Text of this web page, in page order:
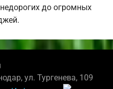
до огромных
ул. Тургенева, 109